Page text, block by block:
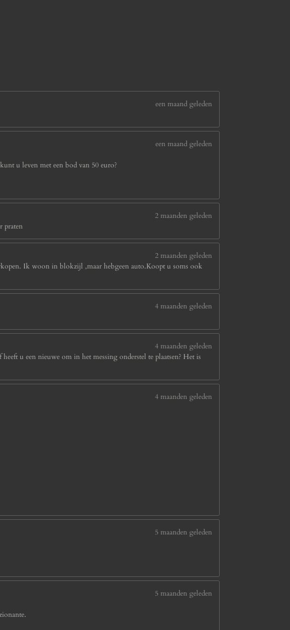
een maand geleden
een maand geleden
u leven met een bod van 50 euro?
2 maanden geleden
praten
2 maanden geleden
Ik woon in blokzijl ,maar hebgeen auto.Koopt u soms ook
4 maanden geleden
4 maanden geleden
u een nieuwe om in het messing onderstel te plaatsen? Het is
4 maanden geleden
5 maanden geleden
5 maanden geleden